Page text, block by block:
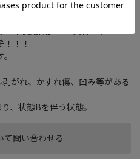
て問い合わせる
たら捨ててしまう方！
！！
がれ、かすれ傷、凹み等がある
、状態Bを伴う状態。